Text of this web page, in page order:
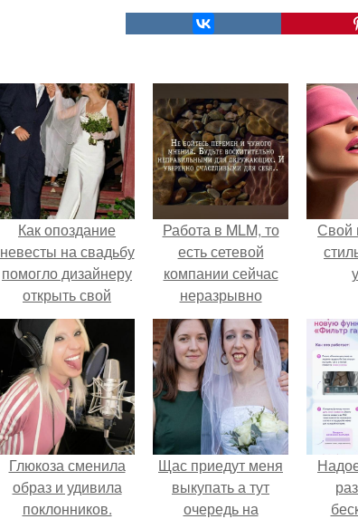
Как опоздание
невесты на свадьбу
помогло дизайнеру
открыть свой
бренд.
Работа в MLM, то
есть сетевой
компании сейчас
неразрывно
связана с создание
своего контента,
своей страницы в
соц сетях.
Свой
Глюкоза сменила
образ и удивила
поклонников.
Щас приедут меня
выкупать а тут
очередь на